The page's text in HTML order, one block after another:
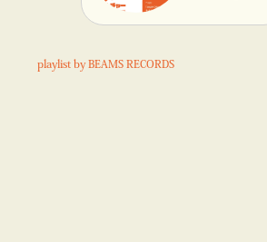
playlist by BEAMS RECORDS